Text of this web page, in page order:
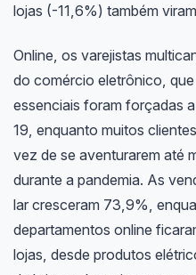
lojas (-11,6%) também
Online, os varejistas
do comércio eletrônico,
essenciais foram forçadas
19, enquanto muitos
vez de se aventurarem até
durante a pandemia. As
lar cresceram 73,9%,
departamentos online
lojas, desde produtos